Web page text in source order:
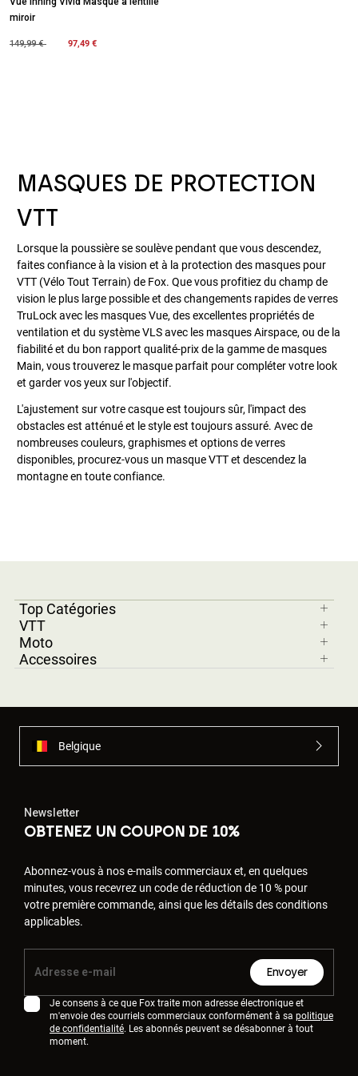
miroir
Price reduced from
149,99 €to 97,49 €
MASQUES DE PROTECTION
VTT
Lorsque la poussière se soulève pendant que vous descendez,
faites confiance à la vision et à la protection des masques pour
VTT (Vélo Tout Terrain) de Fox. Que vous profitiez du champ de
vision le plus large possible et des changements rapides de verres
TruLock avec les masques Vue, des excellentes propriétés de
ventilation et du système VLS avec les masques Airspace, ou de la
fiabilité et du bon rapport qualité-prix de la gamme de masques
Main, vous trouverez le masque parfait pour compléter votre look
et garder vos yeux sur l'objectif.
L'ajustement sur votre casque est toujours sûr, l'impact des
obstacles est atténué et le style est toujours assuré. Avec de
nombreuses couleurs, graphismes et options de verres
disponibles, procurez-vous un masque VTT et descendez la
montagne en toute confiance.
Top Catégories
VTT
Moto
Accessoires
Belgique
Newsletter
OBTENEZ UN COUPON DE 10%
Abonnez-vous à nos e-mails commerciaux et, en quelques
minutes, vous recevrez un code de réduction de 10 % pour
votre première commande, ainsi que les détails des conditions
applicables.
Envoyer
Je consens à ce que Fox traite mon adresse électronique et
m'envoie des courriels commerciaux conformément à sa politique
de confidentialité. Les abonnés peuvent se désabonner à tout
moment.